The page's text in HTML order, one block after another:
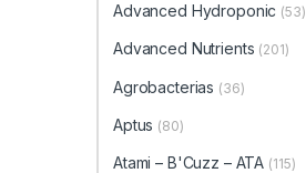
Advanced Hydroponic (53)
Advanced Nutrients (201)
Agrobacterias (36)
Aptus (80)
Atami – B'Cuzz – ATA (115)